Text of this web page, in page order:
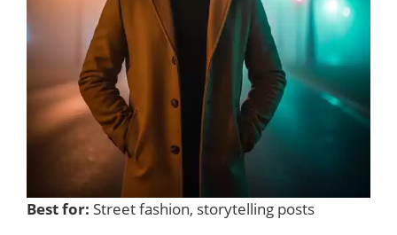
Best for: Street fashion, storytelling posts